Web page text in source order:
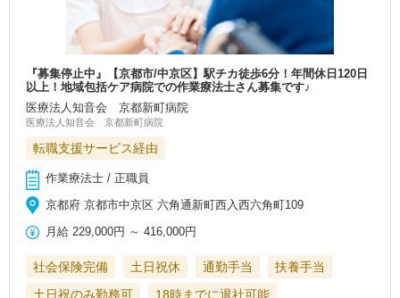
『募集停止中』【京都市/中京区】駅チカ徒歩6分！年間休日120日
以上！地域包括ケア病院での作業療法士さん募集です♪
医療法人知音会 京都新町病院
医療法人知音会 京都新町病院
転職支援サービス経由
作業療法士 / 正職員
京都府 京都市中京区 六角通新町西入西六角町109
月給 229,000円 ～416,000円
社会保険完備 土日祝休 通勤手当
扶養手当
土日祝のみ勤務可
18時までに退社可能